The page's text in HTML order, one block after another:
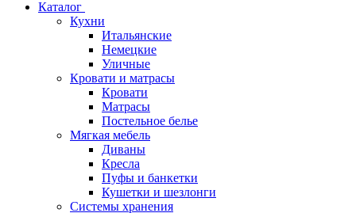
Каталог
Кухни
Итальянские
Немецкие
Уличные
Кровати и матрасы
Кровати
Матрасы
Постельное белье
Мягкая мебель
Диваны
Кресла
Пуфы и банкетки
Кушетки и шезлонги
Системы хранения